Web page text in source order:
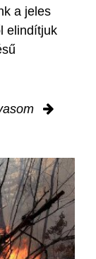
a jeles
elindítjuk